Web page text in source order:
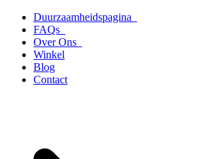
naar
inhoud
Duurzaamheidspagina
FAQs
Over Ons
Winkel
Blog
Contact